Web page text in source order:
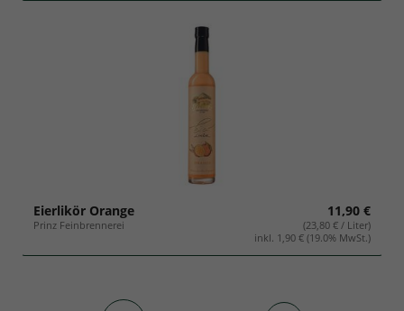
Eierlikör Orange
Prinz Feinbrennerei
11,90 €
(23,80 € / Liter)
inkl. 1,90 € (19.0% MwSt.)